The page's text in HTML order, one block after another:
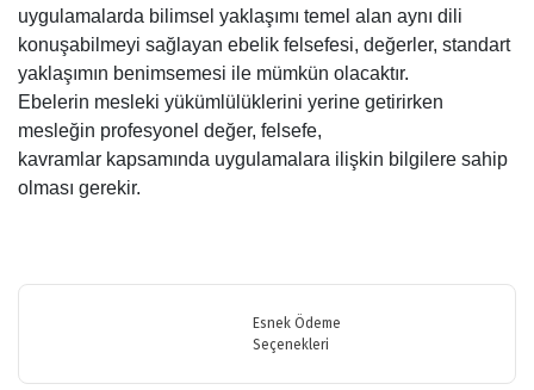
uygulamalarda bilimsel yaklaşımı temel alan aynı dili
konuşabilmeyi sağlayan ebelik felsefesi, değerler, standart
yaklaşımın benimsemesi ile mümkün olacaktır.
Ebelerin mesleki yükümlülüklerini yerine getirirken
mesleğin profesyonel değer, felsefe,
kavramlar kapsamında uygulamalara ilişkin bilgilere sahip
olması gerekir.
Bu ürüne ilk yorumu siz yapın!
Görüş ve önerileriniz için teşekkür ederiz.
Ürün resmi kalitesiz, bozuk veya görüntülenemiyor.
Esnek Ödeme
Seçenekleri